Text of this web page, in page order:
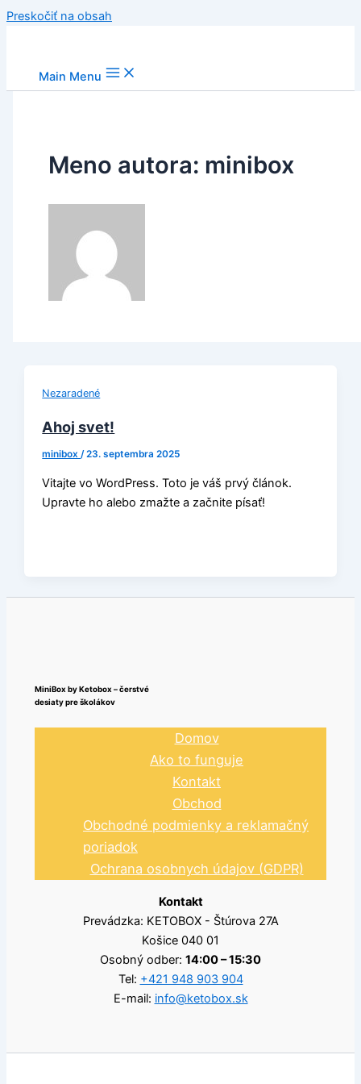
Preskočiť na obsah
Main Menu
Meno autora: minibox
Nezaradené
Ahoj svet!
minibox/23. septembra 2025
Vitajte vo WordPress. Toto je váš prvý článok.
Upravte ho alebo zmažte a začnite písať!
MiniBox by Ketobox – čerstvé
desiaty pre školákov
Domov
Ako to funguje
Kontakt
Obchod
Obchodné podmienky a reklamačný
poriadok
Ochrana osobnych údajov (GDPR)
Kontakt
Prevádzka: KETOBOX - Štúrova 27A
Košice 040 01
Osobný odber: 14:00 – 15:30
Tel: +421 948 903 904
E-mail: info@ketobox.sk